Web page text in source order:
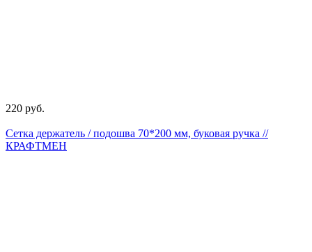
220 руб.
Сетка держатель / подошва 70*200 мм, буковая ручка //
КРАФТМЕН